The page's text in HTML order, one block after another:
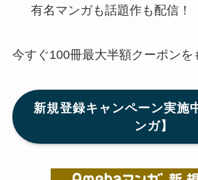
有名マンガも話題作も配信！
今すぐ100冊最大半額クーポンを
新規登録キャンペーン実施
ンガ】